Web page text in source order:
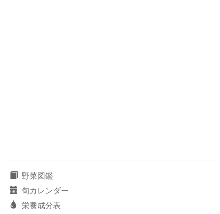
野菜図鑑
旬カレンダー
栄養成分表